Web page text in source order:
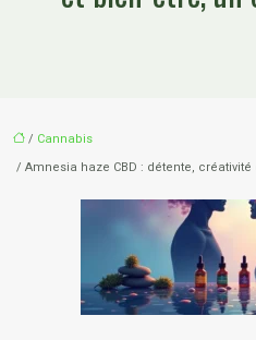
/ Cannabis
/ Amnesia haze CBD : détente,